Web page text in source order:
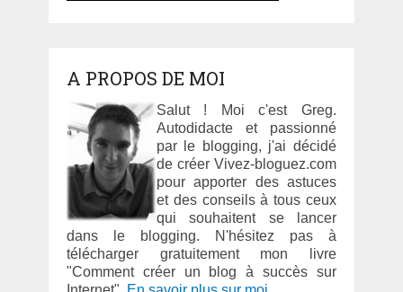
A PROPOS DE MOI
Salut ! Moi c'est Greg.
Autodidacte et passionné
par le blogging, j'ai décidé
de créer Vivez-bloguez.com
pour apporter des astuces
et des conseils à tous ceux
qui souhaitent se lancer
dans le blogging. N'hésitez pas à
télécharger gratuitement mon livre
"Comment créer un blog à succès sur